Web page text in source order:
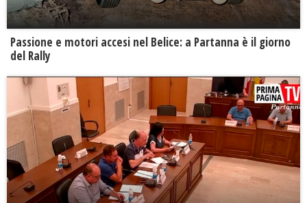
Passione e motori accesi nel Belice: a Partanna è il giorno
del Rally